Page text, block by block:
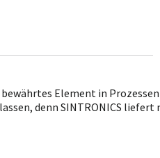
Element in
denn SINTRONICS